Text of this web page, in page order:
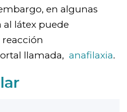
en algunas
al látex puede
llamada, anafilaxia.